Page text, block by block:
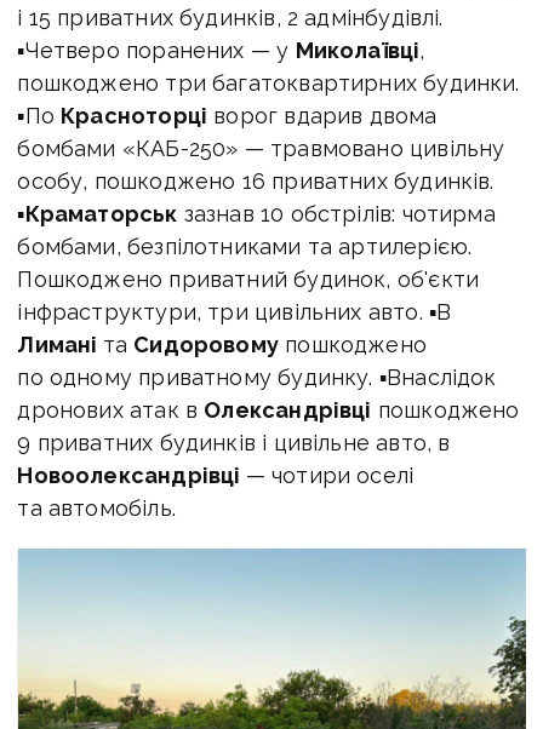
і 15 приватних будинків, 2 адмінбудівлі.
▪Четверо поранених — у Миколаївці,
пошкоджено три багатоквартирних будинки.
▪По Красноторці ворог вдарив двома
бомбами «КАБ-250» — травмовано цивільну
особу, пошкоджено 16 приватних будинків.
▪Краматорськ зазнав 10 обстрілів: чотирма
бомбами, безпілотниками та артилерією.
Пошкоджено приватний будинок, об'єкти
інфраструктури, три цивільних авто. ▪В
Лимані та Сидоровому пошкоджено
по одному приватному будинку. ▪Внаслідок
дронових атак в Олександрівці пошкоджено
9 приватних будинків і цивільне авто, в
Новоолександрівці — чотири оселі
та автомобіль.